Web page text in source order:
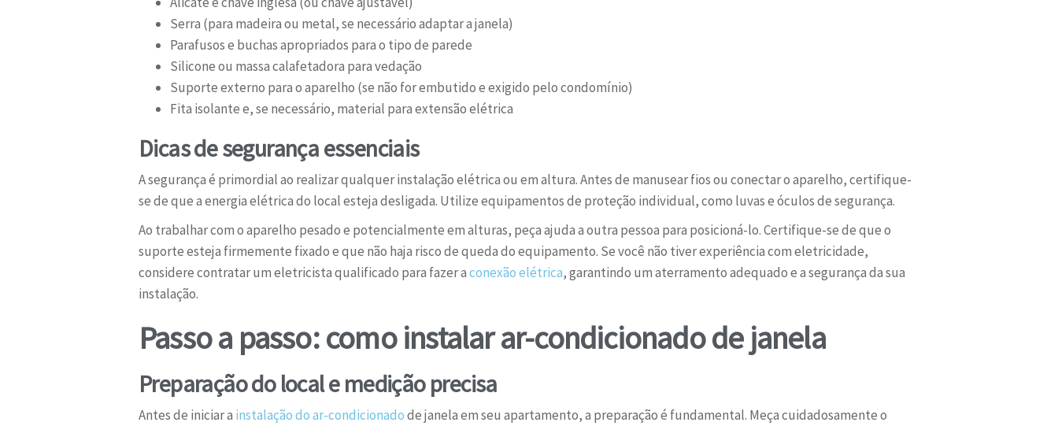
Serra (para madeira ou metal, se necessário adaptar a janela)
Parafusos e buchas apropriados para o tipo de parede
Silicone ou massa calafetadora para vedação
Suporte externo para o aparelho (se não for embutido e exigido pelo condomínio)
Fita isolante e, se necessário, material para extensão elétrica
Dicas de segurança essenciais
A segurança é primordial ao realizar qualquer instalação elétrica ou em altura. Antes de manusear fios ou conectar o aparelho, certifique-
se de que a energia elétrica do local esteja desligada. Utilize equipamentos de proteção individual, como luvas e óculos de segurança.
Ao trabalhar com o aparelho pesado e potencialmente em alturas, peça ajuda a outra pessoa para posicioná-lo. Certifique-se de que o
suporte esteja firmemente fixado e que não haja risco de queda do equipamento. Se você não tiver experiência com eletricidade,
considere contratar um eletricista qualificado para fazer aconexão elétrica, garantindo um aterramento adequado e a segurança da sua
instalação.
Passo a passo: como instalar ar-condicionado de janela
Preparação do local e medição precisa
Antes de iniciar a instalação do ar-condicionadode janela em seu apartamento, a preparação é fundamental. Meça cuidadosamente o